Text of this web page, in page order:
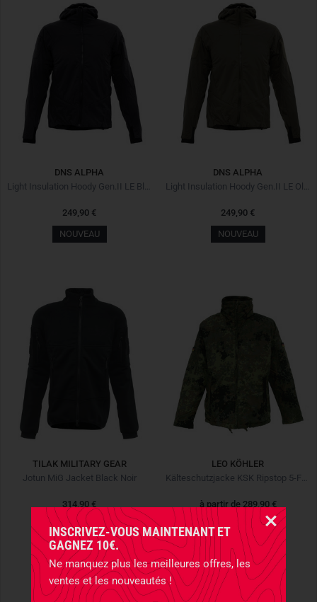
INSCRIVEZ-VOUS MAINTENANT ET
GAGNEZ 10€.
Ne manquez plus les meilleures offres, les
ventes et les nouveautés !
DNS ALPHA
Light Insulation Hoody Gen.II LE Black Noir
249,90 €
NOUVEAU
DNS ALPHA
Light Insulation Hoody Gen.II LE Olive Green
249,90 €
NOUVEAU
TILAK MILITARY GEAR
Jotun MiG Jacket Black Noir
314,90 €
NOUVEAU
LEO KÖHLER
Kälteschutzjacke KSK Ripstop 5-Farben-Flecktarn
à partir de 289,90 €
NOUVEAU